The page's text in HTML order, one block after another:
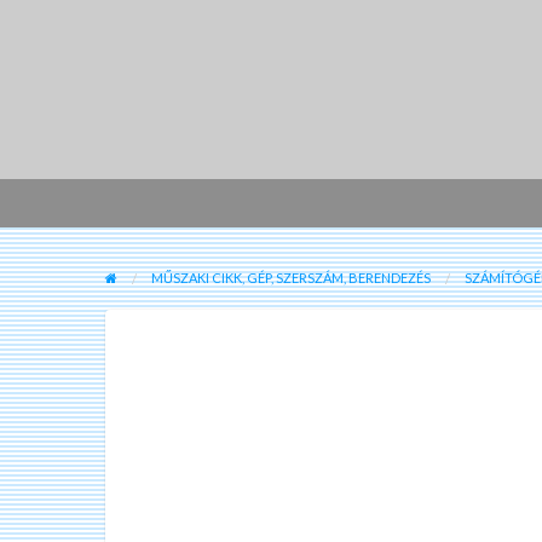
MŰSZAKI CIKK, GÉP, SZERSZÁM, BERENDEZÉS